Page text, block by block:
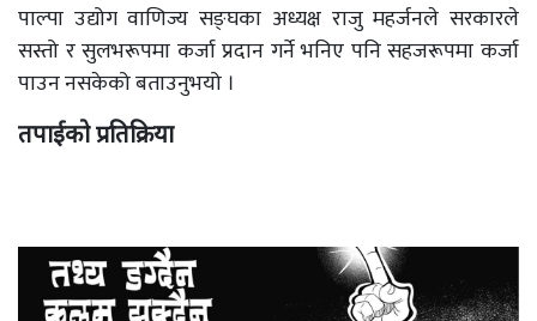
पाल्पा उद्योग वाणिज्य सङ्घका अध्यक्ष राजु महर्जनले सरकारले
सस्तो र सुलभरूपमा कर्जा प्रदान गर्ने भनिए पनि सहजरूपमा कर्जा
पाउन नसकेको बताउनुभयो ।
तपाईको प्रतिक्रिया